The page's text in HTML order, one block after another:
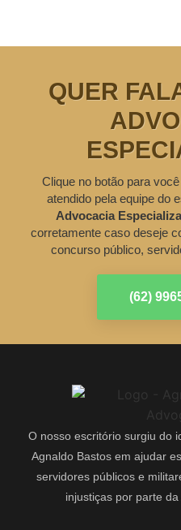
QUER
Clique no botão para
atendido pela equipe do
Advocacia
corretamente caso deseje
concurso público,
(62)
O nosso escritório surgiu do
Agnaldo Bastos em ajudar
servidores públicos e
injustiças por parte da